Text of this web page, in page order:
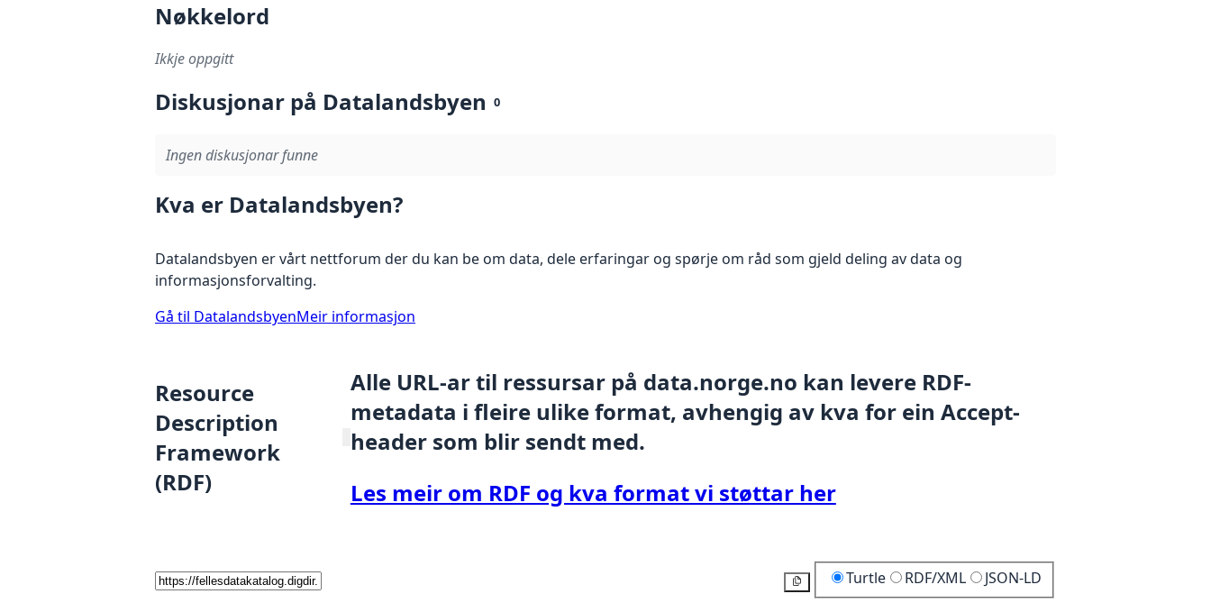
Nøkkelord
Ikkje oppgitt
Diskusjonar på Datalandsbyen 0
Ingen diskusjonar funne
Kva er Datalandsbyen?
Datalandsbyen er vårt nettforum der du kan be om data, dele erfaringar og spørje om råd som gjeld deling av data og
informasjonsforvalting.
Gå til DatalandsbyenMeir informasjon
Resource
Description
Framework
(RDF)
Alle URL-ar til ressursar på data.norge.no kan levere RDF-
metadata i fleire ulike format, avhengig av kva for ein Accept-
header som blir sendt med.
Les meir om RDF og kva format vi støttar her
Kopier Turtle RDF/XML JSON-LD